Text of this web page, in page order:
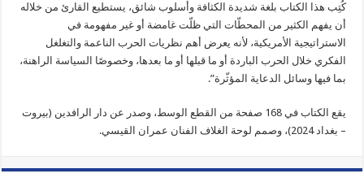
كُتِب هذا الكتاب بلغة شديدة الكثافة وأسلوب شائق، يستطيع القارئ من خلاله
أن يفهم الكثير من المحطّات التي ظلّت غامضة أو غير مفهومة في
الاستراتيجية الأمريكية، لأنه يعرض أهم نظريات الحرب الناعمة والتغلغل
الفكري خلال الحرب الباردة أو ما قبلها أو ما بعدها، وخصوصًا السياسة الراهنة،
بما فيها وسائل الدعاية المؤثّرة”.
يقع الكتاب في 168 صفحة من القطع الوسط، وصدر عن دار الرافدين (بيروت
– بغداد 2024)، وصمم لوحة الغلاف الفنان عمران القيسي.